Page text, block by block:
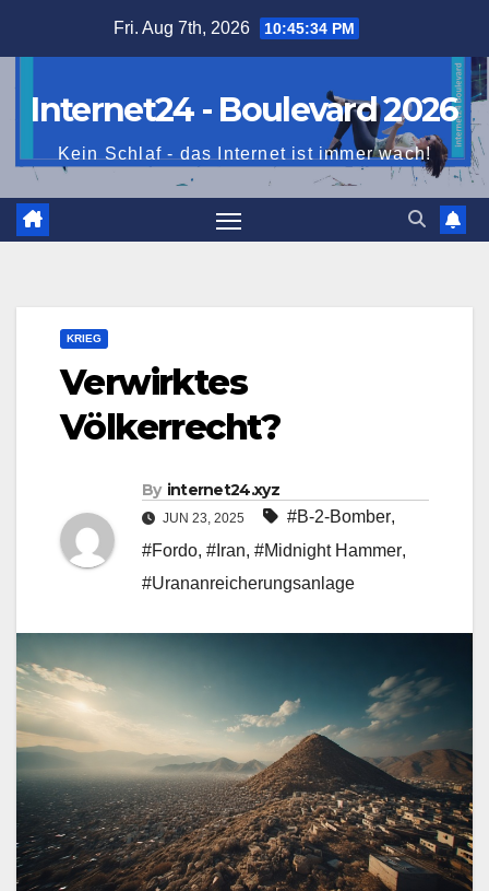
Fri. Aug 7th, 2026 10:45:35 PM
Internet24 - Boulevard 2026
Kein Schlaf - das Internet ist immer wach!
KRIEG
Verwirktes
Völkerrecht?
By internet24.xyz
JUN 23, 2025 #B-2-Bomber,
#Fordo, #Iran, #Midnight Hammer,
#Urananreicherungsanlage